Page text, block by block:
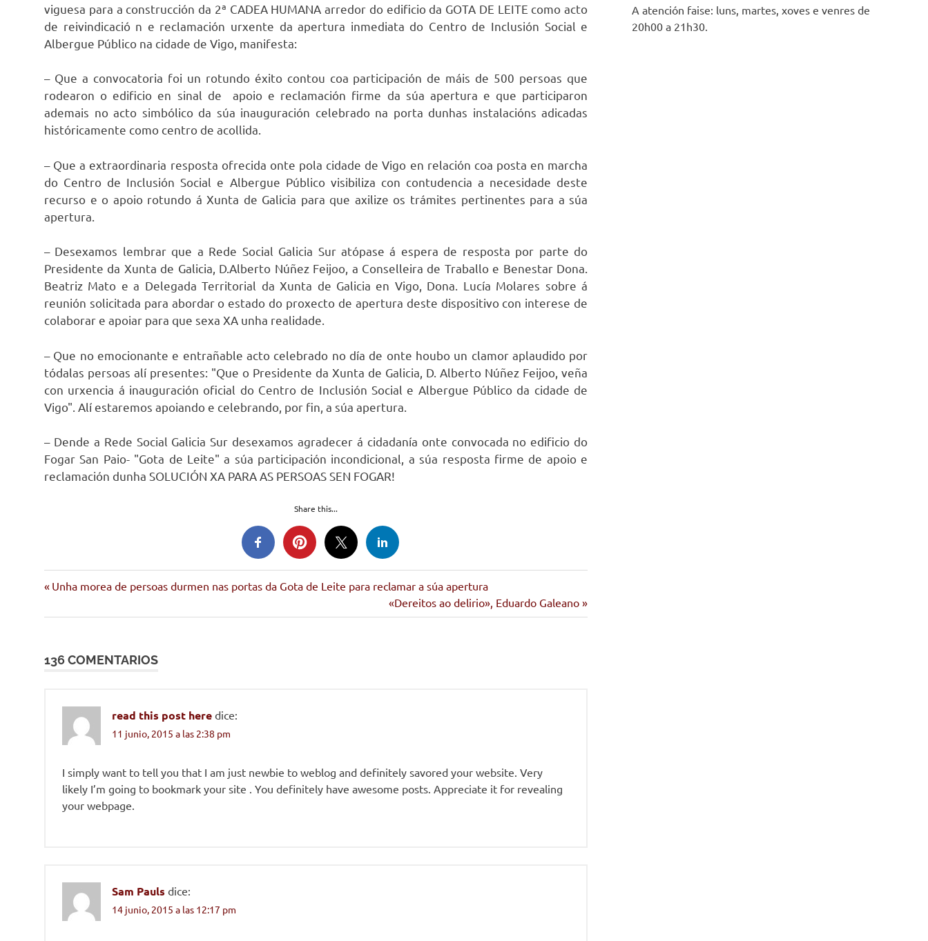
viguesa para a construcción da 2ª CADEA HUMANA arredor do edificio da GOTA DE LEITE como acto
de reivindicació n e reclamación urxente da apertura inmediata do Centro de Inclusión Social e
Albergue Público na cidade de Vigo, manifesta:
– Que a convocatoria foi un rotundo éxito contou coa participación de máis de 500 persoas que
rodearon o edificio en sinal de apoio e reclamación firme da súa apertura e que participaron
ademais no acto simbólico da súa inauguración celebrado na porta dunhas instalacións adicadas
históricamente como centro de acollida.
– Que a extraordinaria resposta ofrecida onte pola cidade de Vigo en relación coa posta en marcha
do Centro de Inclusión Social e Albergue Público visibiliza con contudencia a necesidade deste
recurso e o apoio rotundo á Xunta de Galicia para que axilize os trámites pertinentes para a súa
apertura.
– Desexamos lembrar que a Rede Social Galicia Sur atópase á espera de resposta por parte do
Presidente da Xunta de Galicia, D.Alberto Núñez Feijoo, a Conselleira de Traballo e Benestar Dona.
Beatriz Mato e a Delegada Territorial da Xunta de Galicia en Vigo, Dona. Lucía Molares sobre á
reunión solicitada para abordar o estado do proxecto de apertura deste dispositivo con interese de
colaborar e apoiar para que sexa XA unha realidade.
– Que no emocionante e entrañable acto celebrado no día de onte houbo un clamor aplaudido por
tódalas persoas alí presentes: "Que o Presidente da Xunta de Galicia, D. Alberto Núñez Feijoo, veña
con urxencia á inauguración oficial do Centro de Inclusión Social e Albergue Público da cidade de
Vigo". Alí estaremos apoiando e celebrando, por fin, a súa apertura.
– Dende a Rede Social Galicia Sur desexamos agradecer á cidadanía onte convocada no edificio do
Fogar San Paio- "Gota de Leite" a súa participación incondicional, a súa resposta firme de apoio e
reclamación dunha SOLUCIÓN XA PARA AS PERSOAS SEN FOGAR!
Share this...
Navegación
de
Entrada
Unha morea de persoas durmen nas portas da Gota de Leite para reclamar a súa apertura
Siguiente
entrada:
«Dereitos ao delirio», Eduardo Galeano
136 COMENTARIOS
read this post here dice:
11 junio, 2015 a las 2:38 pm
I simply want to tell you that I am just newbie to weblog and definitely savored your website. Very
likely I’m going to bookmark your site . You definitely have awesome posts. Appreciate it for revealing
your webpage.
Sam Pauls dice:
14 junio, 2015 a las 12:17 pm
A atención faise: luns, martes, xoves e venres de
20h00 a 21h30.